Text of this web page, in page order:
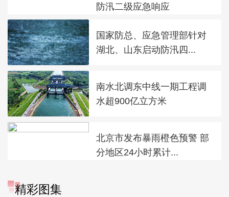
防汛二级应急响应
国家防总、应急管理部针对
湖北、山东启动防汛四...
南水北调东中线一期工程调
水超900亿立方米
北京市发布暴雨橙色预警 部
分地区24小时累计...
精彩图集